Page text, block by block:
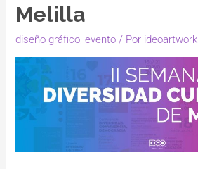
Melilla
diseño gráfico,evento / Por ideoartwork